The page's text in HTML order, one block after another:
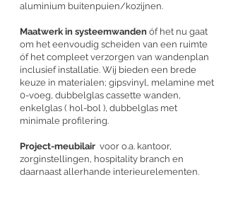
aluminium buitenpuien/kozijnen.
Maatwerk in systeemwanden óf het nu gaat
om het eenvoudig scheiden van een ruimte
óf het compleet verzorgen van wandenplan
inclusief installatie. Wij bieden een brede
keuze in materialen; gipsvinyl, melamine met
0-voeg, dubbelglas cassette wanden,
enkelglas ( hol-bol ), dubbelglas met
minimale profilering.
Project-meubilair voor o.a. kantoor,
zorginstellingen, hospitality branch en
daarnaast allerhande interieurelementen.